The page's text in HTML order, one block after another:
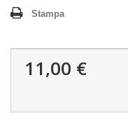
Stampa
11,00 €